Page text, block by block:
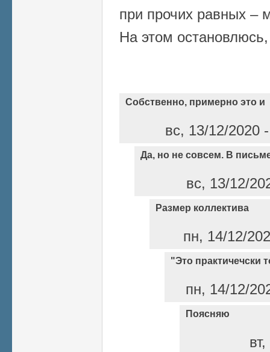
при прочих равных –
На этом
Собственно, примерно это и
вс, 13/12/2020
Да, но не совсем. В
вс, 13/12/
Размер коллектива
пн, 14/12/
"Это практичечски
пн, 14/12/
Поясняю